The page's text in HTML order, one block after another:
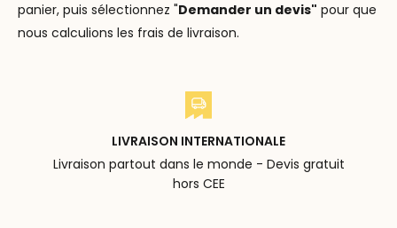
panier, puis sélectionnez "Demander un devis" pour que
nous calculions les frais de livraison.
LIVRAISON INTERNATIONALE
Livraison partout dans le monde - Devis gratuit
hors CEE